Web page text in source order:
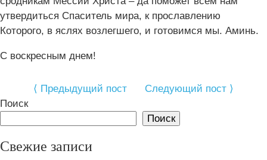
утвердиться Спаситель мира, к прославлению
Которого, в яслях возлегшего, и готовимся мы. Аминь.
С воскресным днем!
⟨ Предыдущий пост
Следующий пост ⟩
Поиск
Поиск
Свежие записи